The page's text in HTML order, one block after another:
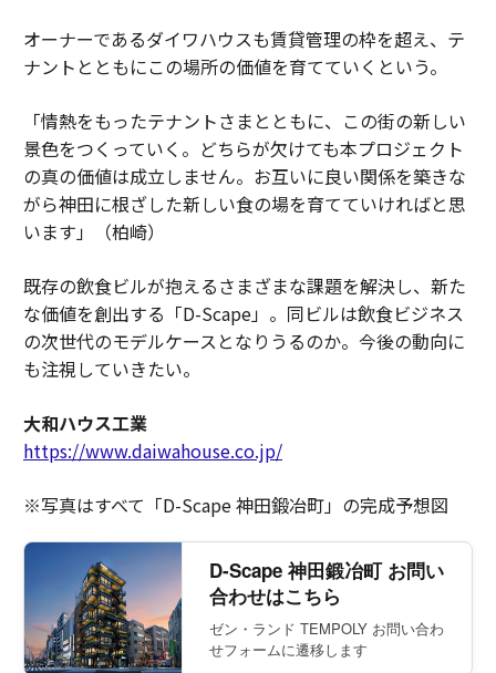
オーナーであるダイワハウスも賃貸管理の枠を超え、テ
ナントとともにこの場所の価値を育てていくという。
「情熱をもったテナントさまとともに、この街の新しい
景色をつくっていく。どちらが欠けても本プロジェクト
の真の価値は成立しません。お互いに良い関係を築きな
がら神田に根ざした新しい食の場を育てていければと思
います」（柏崎）
既存の飲食ビルが抱えるさまざまな課題を解決し、新た
な価値を創出する「D-Scape」。同ビルは飲食ビジネス
の次世代のモデルケースとなりうるのか。今後の動向に
も注視していきたい。
大和ハウス工業
https://www.daiwahouse.co.jp/
※写真はすべて「D-Scape 神田鍛冶町」の完成予想図
D-Scape 神田鍛冶町 お問い
合わせはこちら
ゼン・ランド TEMPOLY お問い合わ
せフォームに遷移します